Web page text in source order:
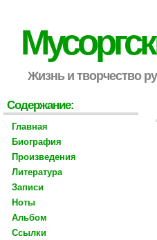
Жизнь и творчество
Содержание:
Главная
Биография
Произведения
Литература
Записи
Ноты
Альбом
Ссылки